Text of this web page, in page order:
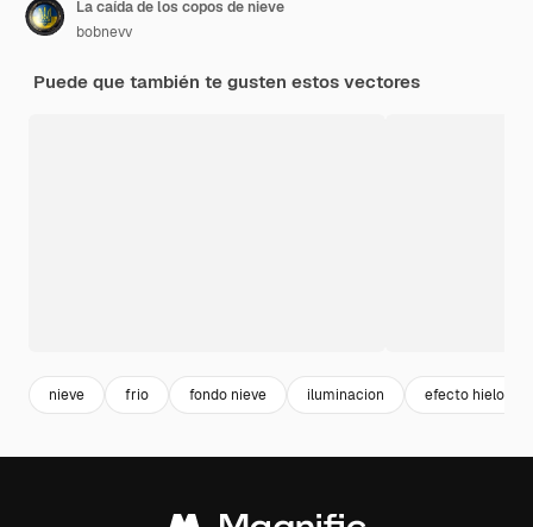
La caída de los copos de nieve
bobnevv
Puede que también te gusten estos vectores
nieve frio fondo nieve iluminacion efecto hielo